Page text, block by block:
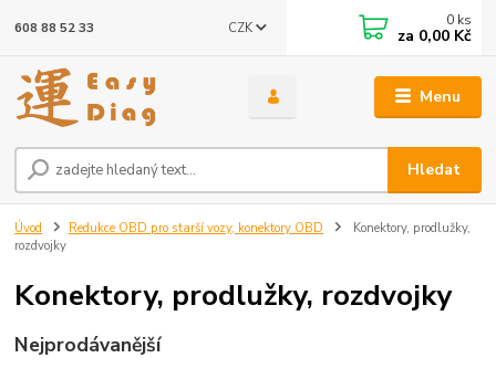
Menu
CZK
Hledat
608 88 52 33 0 ks
za 0,00 Kč
Úvod Redukce OBD pro starší vozy, konektory OBD
Konektory, prodlužky,
rozdvojky
Konektory, prodlužky, rozdvojky
Nejprodávanější